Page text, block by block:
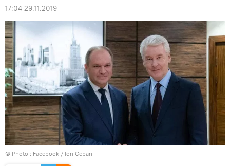
17:04 29.11.2019
© Photo : Facebook / Ion Ceban